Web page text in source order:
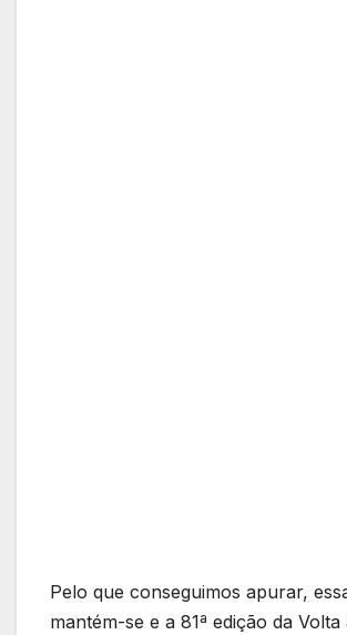
Pelo que conseguimos apurar,
mantém-se e a 81ª edição da